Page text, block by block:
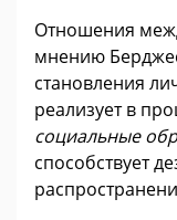
Отношения
мнению
становления
реализует в
социальные
способствует